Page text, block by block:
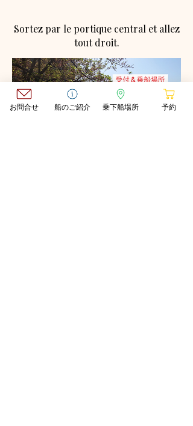
Sortez par le portique central et allez
tout droit.
お問合せ 船のご紹介 乗下船場所 予約